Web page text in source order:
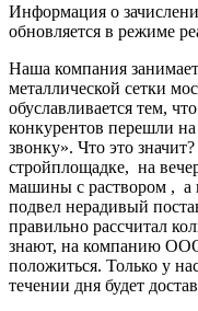
Информация о
обновляется в режиме
Наша компания
металлической сетки
обуславливается тем,
конкурентов перешли
звонку». Что это
стройплощадке, на
машины с раствором , а
подвел нерадивый
правильно рассчитал
знают, на компанию
положиться. Только у
течении дня будет